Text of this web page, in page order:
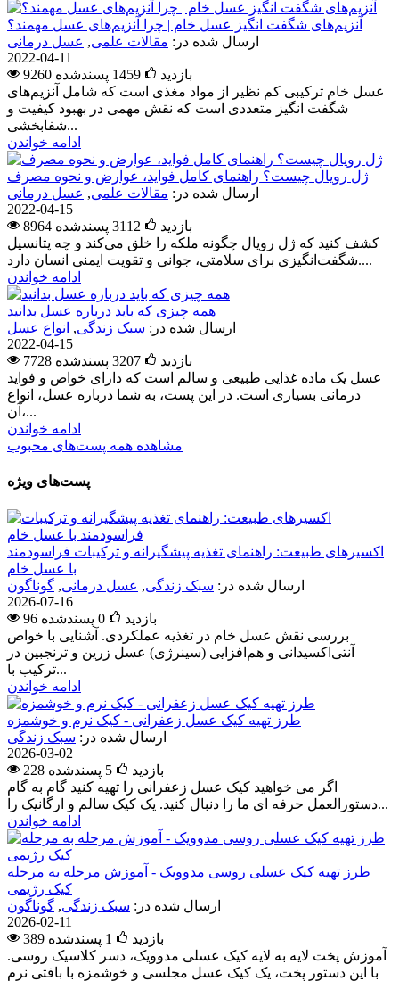
آنزیم‌های شگفت انگیز عسل خام | چرا آنزیم‌های عسل مهمند؟
ارسال شده در: مقالات علمی, عسل درمانی
2022-04-11
9260 بازدید
1459 پسندشده
عسل خام ترکیبی کم نظیر از مواد مغذی است که شامل آنزیم‌های
شگفت انگیز متعددی است که نقش مهمی در بهبود کیفیت و
شفابخشی...
ادامه خواندن
ژل رویال چیست؟ راهنمای کامل فواید، عوارض و نحوه مصرف
ارسال شده در: مقالات علمی, عسل درمانی
2022-04-15
8964 بازدید
3112 پسندشده
کشف کنید که ژل رویال چگونه ملکه را خلق می‌کند و چه پتانسیل
شگفت‌انگیزی برای سلامتی، جوانی و تقویت ایمنی انسان دارد....
ادامه خواندن
همه چیزی که باید درباره عسل بدانید
ارسال شده در: سبک زندگی, انواع عسل
2022-04-15
7728 بازدید
3207 پسندشده
عسل یک ماده غذایی طبیعی و سالم است که دارای خواص و فواید
درمانی بسیاری است. در این پست، به شما درباره عسل، انواع
آن،...
ادامه خواندن
مشاهده همه پست‌های محبوب
پست‌های ویژه
اکسیرهای طبیعت: راهنمای تغذیه پیشگیرانه و ترکیبات فراسودمند
با عسل خام
ارسال شده در: سبک زندگی, عسل درمانی, گوناگون
2026-07-16
96 بازدید
0 پسندشده
بررسی نقش عسل خام در تغذیه عملکردی. آشنایی با خواص
آنتی‌اکسیدانی و هم‌افزایی (سینرژی) عسل زرین و ترنجبین در
ترکیب با...
ادامه خواندن
طرز تهیه کیک عسل زعفرانی - کیک نرم و خوشمزه
ارسال شده در: سبک زندگی
2026-03-02
228 بازدید
5 پسندشده
اگر می خواهید کیک عسل زعفرانی را تهیه کنید گام به گام
دستورالعمل حرفه ای ما را دنبال کنید. یک کیک سالم و ارگانیک را...
ادامه خواندن
طرز تهیه کیک عسلی روسی مدوویک - آموزش مرحله به مرحله
کیک رژیمی
ارسال شده در: سبک زندگی, گوناگون
2026-02-11
389 بازدید
1 پسندشده
آموزش پخت لایه به لایه کیک عسلی مدوویک، دسر کلاسیک روسی.
با این دستور پخت، یک کیک عسل مجلسی و خوشمزه با بافتی نرم